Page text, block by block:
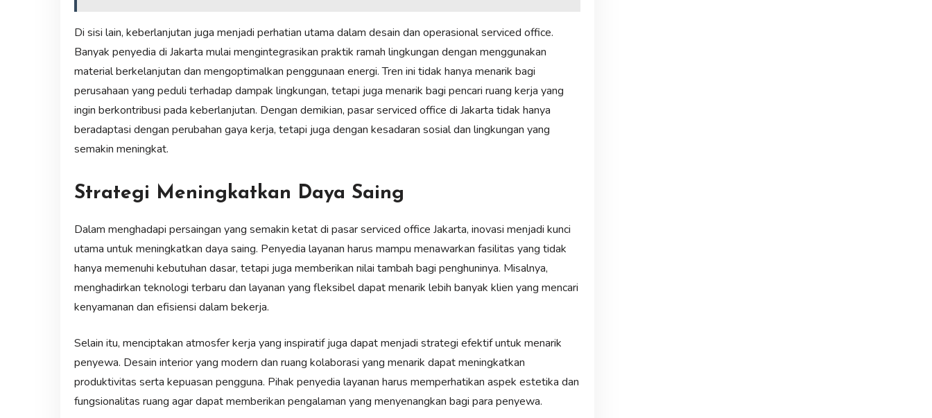
Di sisi lain, keberlanjutan juga menjadi perhatian utama dalam desain dan operasional serviced office.
Banyak penyedia di Jakarta mulai mengintegrasikan praktik ramah lingkungan dengan menggunakan
material berkelanjutan dan mengoptimalkan penggunaan energi. Tren ini tidak hanya menarik bagi
perusahaan yang peduli terhadap dampak lingkungan, tetapi juga menarik bagi pencari ruang kerja yang
ingin berkontribusi pada keberlanjutan. Dengan demikian, pasar serviced office di Jakarta tidak hanya
beradaptasi dengan perubahan gaya kerja, tetapi juga dengan kesadaran sosial dan lingkungan yang
semakin meningkat.
Strategi Meningkatkan Daya Saing
Dalam menghadapi persaingan yang semakin ketat di pasar serviced office Jakarta, inovasi menjadi kunci
utama untuk meningkatkan daya saing. Penyedia layanan harus mampu menawarkan fasilitas yang tidak
hanya memenuhi kebutuhan dasar, tetapi juga memberikan nilai tambah bagi penghuninya. Misalnya,
menghadirkan teknologi terbaru dan layanan yang fleksibel dapat menarik lebih banyak klien yang mencari
kenyamanan dan efisiensi dalam bekerja.
Selain itu, menciptakan atmosfer kerja yang inspiratif juga dapat menjadi strategi efektif untuk menarik
penyewa. Desain interior yang modern dan ruang kolaborasi yang menarik dapat meningkatkan
produktivitas serta kepuasan pengguna. Pihak penyedia layanan harus memperhatikan aspek estetika dan
fungsionalitas ruang agar dapat memberikan pengalaman yang menyenangkan bagi para penyewa.